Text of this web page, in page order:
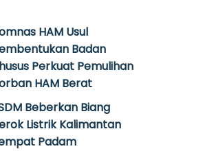
HAM Usul
Badan
Perkuat Pemulihan
HAM Berat
Beberkan Biang
Listrik Kalimantan
Padam